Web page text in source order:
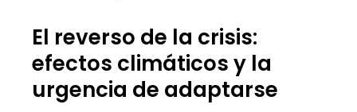
El reverso de la crisis:
efectos climáticos y la
urgencia de adaptarse